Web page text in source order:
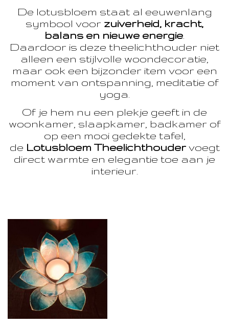
De lotusbloem staat al eeuwenlang
symbool voor zuiverheid, kracht,
balans en nieuwe energie
Daardoor is deze theelichthouder niet
alleen een stijlvolle woondecoratie,
maar ook een bijzonder item voor een
moment van ontspanning, meditatie of
yoga.
Of je hem nu een plekje geeft in de
woonkamer, slaapkamer, badkamer of
op een mooi gedekte tafel,
de Lotusbloem Theelichthoudervoegt
direct warmte en elegantie toe aan je
interieur.